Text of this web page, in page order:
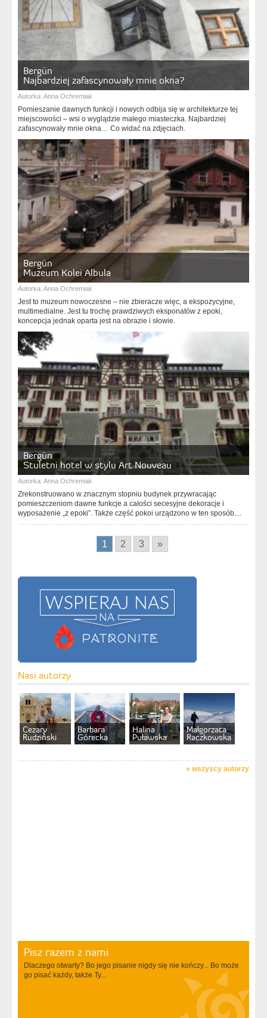
Bergün
Najbardziej zafascynowały mnie okna?
Autorka: Anna Ochremiak
Pomieszanie dawnych funkcji i nowych odbija się w architekturze tej
miejscowości – wsi o wyglądzie małego miasteczka. Najbardziej
zafascynowały mnie okna… Co widać na zdjęciach.
Bergün
Muzeum Kolei Albula
Autorka: Anna Ochremiak
Jest to muzeum nowoczesne – nie zbieracze więc, a ekspozycyjne,
multimedialne. Jest tu trochę prawdziwych eksponatów z epoki,
koncepcja jednak oparta jest na obrazie i słowie.
Bergün
Stuletni hotel w stylu Art Nouveau
Autorka: Anna Ochremiak
Zrekonstruowano w znacznym stopniu budynek przywracając
pomieszczeniom dawne funkcje a całości secesyjne dekoracje i
wyposażenie „z epoki”. Także część pokoi urządzono w ten sposób....
1 2 3 »
Nasi autorzy
Cezary
Rudziński
Barbara
Górecka
Halina
Puławska
Małgorzata
Raczkowska
» wszyscy autorzy
Pisz razem z nami
Dlaczego otwarty? Bo jego pisanie nigdy się nie kończy... Bo może
go pisać każdy, także Ty...